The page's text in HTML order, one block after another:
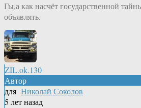
Гы,а как насчёт государственной
объявлять.
ZIL.ok.130
Автор
для Николай Соколов
5 лет назад